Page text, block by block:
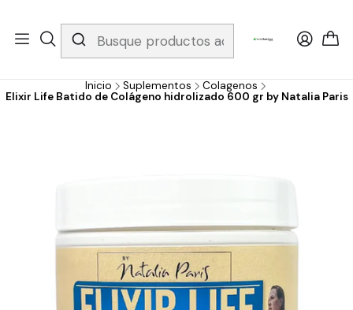
Whatsapp 3229079958/ Fijo 6019251796 / Envios a todo el país y
gratis apartir de 199.000!
Inicio Suplementos
Colagenos
Elixir Life Batido de Colágeno hidrolizado 600 gr by Natalia Paris